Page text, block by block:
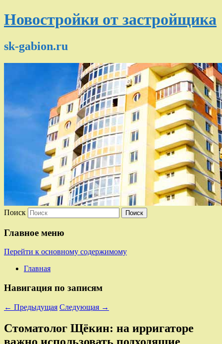
Новостройки от застройщика
sk-gabion.ru
Поиск
Главное меню
Перейти к основному содержимому
Главная
Навигация по записям
← Предыдущая Следующая →
Стоматолог Щёкин: на ирригаторе
важно использовать подходящие